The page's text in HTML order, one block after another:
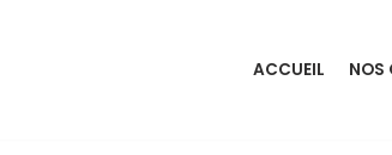
ACCUEIL NOS